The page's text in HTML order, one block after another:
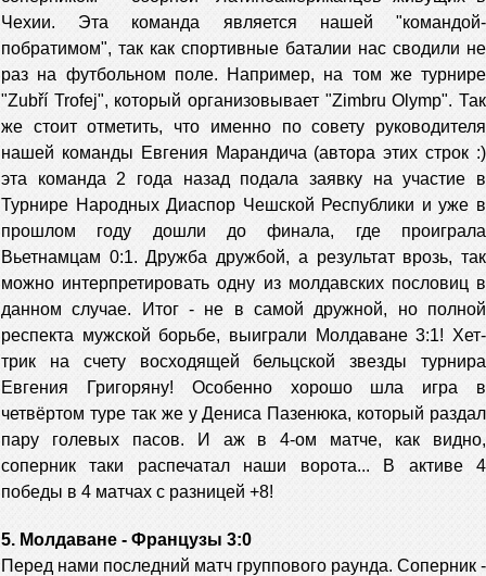
Чехии. Эта команда является нашей "командой-
побратимом", так как спортивные баталии нас сводили не
раз на футбольном поле. Например, на том же турнире
"Zubří Trofej", который организовывает "Zimbru Olymp". Так
же стоит отметить, что именно по совету руководителя
нашей команды Евгения Марандича (автора этих строк :)
эта команда 2 года назад подала заявку на участие в
Турнире Народных Диаспор Чешской Республики и уже в
прошлом году дошли до финала, где проиграла
Вьетнамцам 0:1. Дружба дружбой, а результат врозь, так
можно интерпретировать одну из молдавских пословиц в
данном случае. Итог - не в самой дружной, но полной
респекта мужской борьбе, выиграли Молдаване 3:1! Хет-
трик на счету восходящей бельцской звезды турнира
Евгения Григоряну! Особенно хорошо шла игра в
четвёртом туре так же у Дениса Пазенюка, который раздал
пару голевых пасов. И аж в 4-ом матче, как видно,
соперник таки распечатал наши ворота... В активе 4
победы в 4 матчах с разницей +8!
5. Молдаване - Французы 3:0
Перед нами последний матч группового раунда. Соперник -